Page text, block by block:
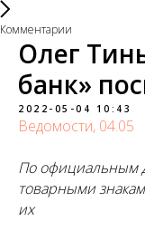
Комментарии
Олег
банк»
2022-05-04 10:43
Ведомости, 04.05
По официальным
товарными
их